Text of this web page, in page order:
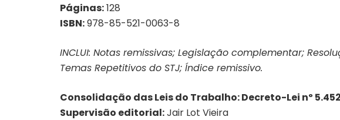
Páginas:128
ISBN:978-85-521-0063-8
INCLUI: Notas remissivas; Legislação complementar;
Temas Repetitivos do STJ; Índice remissivo.
Consolidação das Leis do Trabalho: Decreto-Lei nº
Supervisão editorial:Jair Lot Vieira